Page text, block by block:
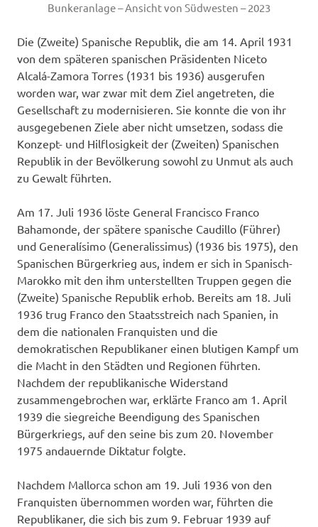
Bunkeranlage – Ansicht von Südwesten – 2023
Die (Zweite) Spanische Republik, die am 14. April 1931
von dem späteren spanischen Präsidenten Niceto
Alcalá-Zamora Torres (1931 bis 1936) ausgerufen
worden war, war zwar mit dem Ziel angetreten, die
Gesellschaft zu modernisieren. Sie konnte die von ihr
ausgegebenen Ziele aber nicht umsetzen, sodass die
Konzept- und Hilflosigkeit der (Zweiten) Spanischen
Republik in der Bevölkerung sowohl zu Unmut als auch
zu Gewalt führten.
Am 17. Juli 1936 löste General Francisco Franco
Bahamonde, der spätere spanische Caudillo (Führer)
und Generalísimo (Generalissimus) (1936 bis 1975), den
Spanischen Bürgerkrieg aus, indem er sich in Spanisch-
Marokko mit den ihm unterstellten Truppen gegen die
(Zweite) Spanische Republik erhob. Bereits am 18. Juli
1936 trug Franco den Staatsstreich nach Spanien, in
dem die nationalen Franquisten und die
demokratischen Republikaner einen blutigen Kampf um
die Macht in den Städten und Regionen führten.
Nachdem der republikanische Widerstand
zusammengebrochen war, erklärte Franco am 1. April
1939 die siegreiche Beendigung des Spanischen
Bürgerkriegs, auf den seine bis zum 20. November
1975 andauernde Diktatur folgte.
Nachdem Mallorca schon am 19. Juli 1936 von den
Franquisten übernommen worden war, führten die
Republikaner, die sich bis zum 9. Februar 1939 auf